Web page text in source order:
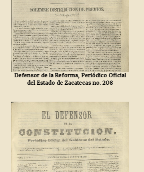
Defensor de la Reforma, Periódico Oficial
del Estado de Zacatecas no. 208